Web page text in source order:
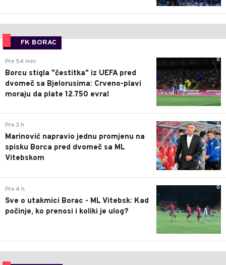
FK BORAC
0
Pre 54 min
Borcu stigla "čestitka" iz UEFA pred
dvomeč sa Bjelorusima: Crveno-plavi
moraju da plate 12.750 evra!
0
Pre 3 h
Marinović napravio jednu promjenu na
spisku Borca pred dvomeč sa ML
Vitebskom
0
Pre 4 h
Sve o utakmici Borac - ML Vitebsk: Kad
počinje, ko prenosi i koliki je ulog?